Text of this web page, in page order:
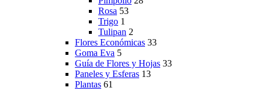
Rosa 53
Trigo 1
Tulipan 2
Flores Económicas 33
Goma Eva 5
Guía de Flores y Hojas 33
Paneles y Esferas 13
Plantas 61